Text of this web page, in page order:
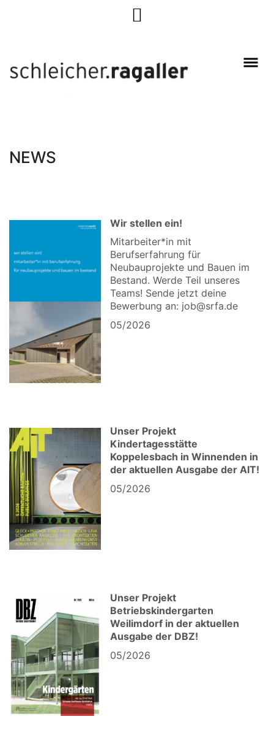
NEWS
Wir stellen ein!
Mitarbeiter*in mit
Berufserfahrung für
Neubauprojekte und Bauen im
Bestand. Werde Teil unseres
Teams! Sende jetzt deine
Bewerbung an: job@srfa.de
05/2026
Unser Projekt
Kindertagesstätte
Koppelesbach in Winnenden in
der aktuellen Ausgabe der AIT!
05/2026
Unser Projekt
Betriebskindergarten
Weilimdorf in der aktuellen
Ausgabe der DBZ!
05/2026